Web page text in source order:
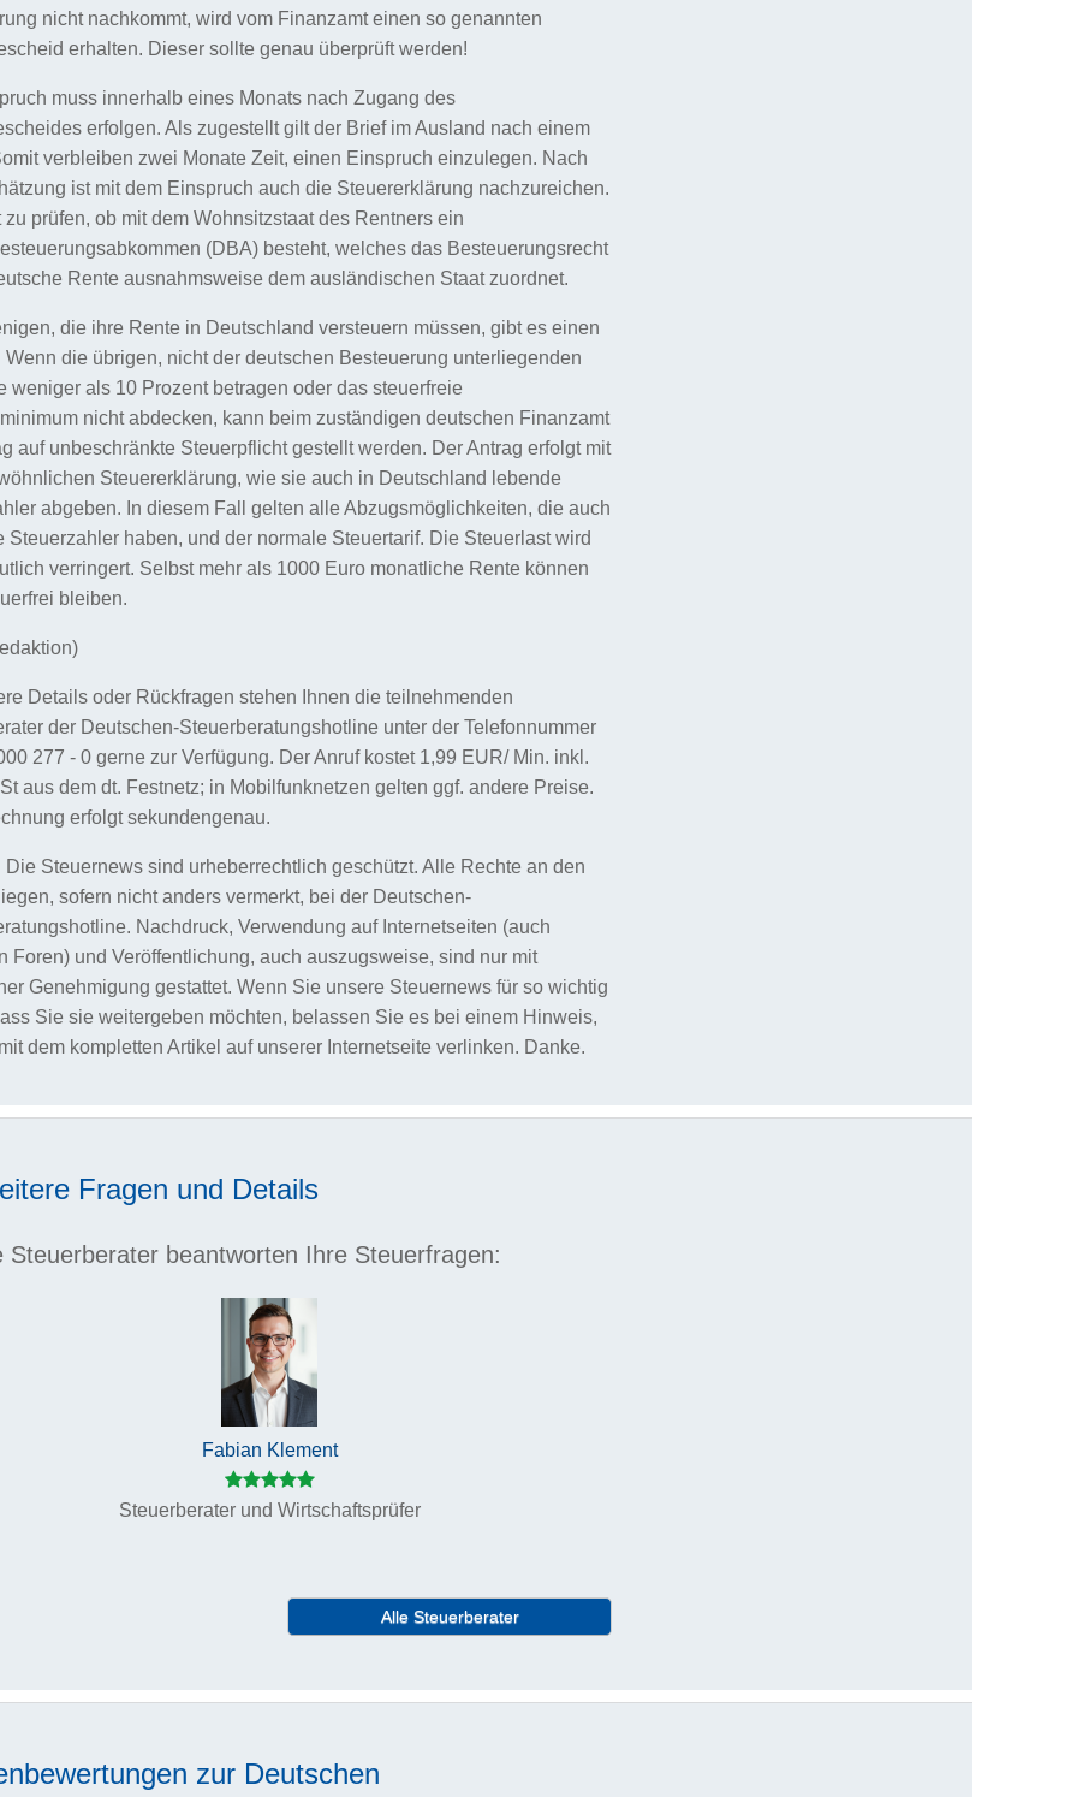
nicht nachkommt, wird vom Finanzamt einen so genannten
erhalten. Dieser sollte genau überprüft werden!
muss innerhalb eines Monats nach Zugang des
erfolgen. Als zugestellt gilt der Brief im Ausland nach einem
verbleiben zwei Monate Zeit, einen Einspruch einzulegen. Nach
ist mit dem Einspruch auch die Steuererklärung nachzureichen.
zu prüfen, ob mit dem Wohnsitzstaat des Rentners ein
(DBA) besteht, welches das Besteuerungsrecht
Rente ausnahmsweise dem ausländischen Staat zuordnet.
die ihre Rente in Deutschland versteuern müssen, gibt es einen
Wenn die übrigen, nicht der deutschen Besteuerung unterliegenden
weniger als 10 Prozent betragen oder das steuerfreie
nicht abdecken, kann beim zuständigen deutschen Finanzamt
auf unbeschränkte Steuerpflicht gestellt werden. Der Antrag erfolgt mit
Steuererklärung, wie sie auch in Deutschland lebende
abgeben. In diesem Fall gelten alle Abzugsmöglichkeiten, die auch
Steuerzahler haben, und der normale Steuertarif. Die Steuerlast wird
verringert. Selbst mehr als 1000 Euro monatliche Rente können
bleiben.
Details oder Rückfragen stehen Ihnen die teilnehmenden
der Deutschen-Steuerberatungshotline unter der Telefonnummer
277 - 0 gerne zur Verfügung. Der Anruf kostet 1,99 EUR/ Min. inkl.
aus dem dt. Festnetz; in Mobilfunknetzen gelten ggf. andere Preise.
erfolgt sekundengenau.
Steuernews sind urheberrechtlich geschützt. Alle Rechte an den
sofern nicht anders vermerkt, bei der Deutschen-
Nachdruck, Verwendung auf Internetseiten (auch
Foren) und Veröffentlichung, auch auszugsweise, sind nur mit
Genehmigung gestattet. Wenn Sie unsere Steuernews für so wichtig
Sie sie weitergeben möchten, belassen Sie es bei einem Hinweis,
dem kompletten Artikel auf unserer Internetseite verlinken. Danke.
Fragen und Details
Steuerberater beantworten Ihre Steuerfragen:
Fabian Klement
Steuerberater und Wirtschaftsprüfer
Alle Steuerberater
zur Deutschen